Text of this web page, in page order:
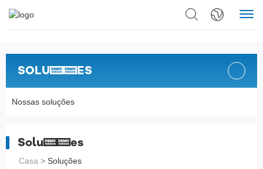
SOLUÇÕES
Nossas soluções
Soluções
Casa > Soluções